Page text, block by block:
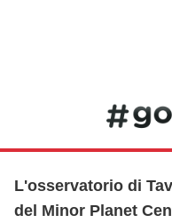
L'osservatorio di
del Minor Planet